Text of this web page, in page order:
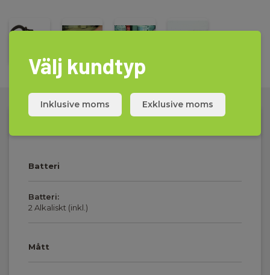
Batteri
Batteri:
2 Alkaliskt (inkl.)
Mått
Välj kundtyp
Inklusive moms Exklusive moms